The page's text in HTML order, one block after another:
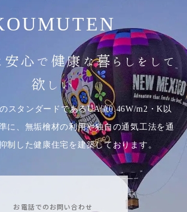
心で健康な暮らしをして
欲しい
スタンダードであるUA値0.46W/m2・K以
に、無垢檜材の利用や独自の通気工法を通
制した健康住宅を建築しております。
お電話でのお問い合わせ